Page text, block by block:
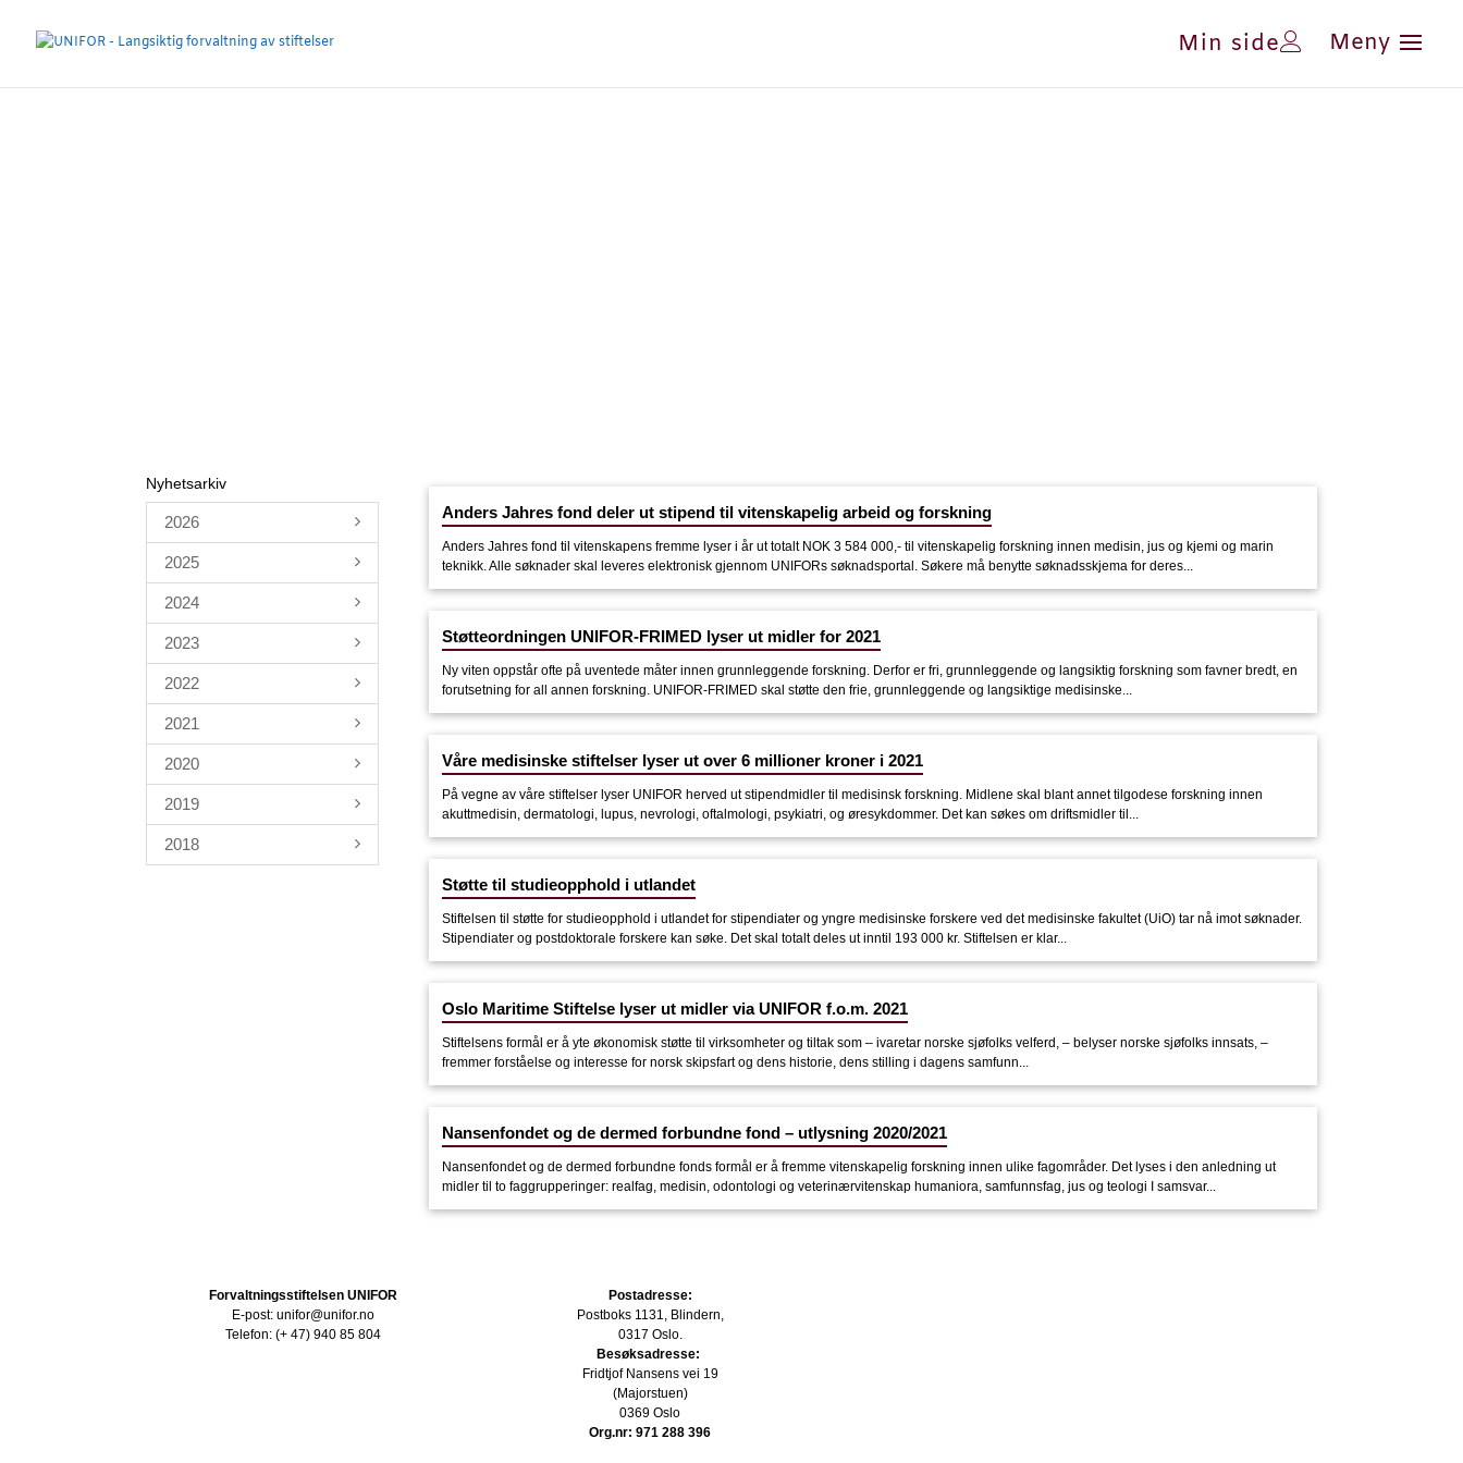
Min side
Nyhetsarkiv
2026
2025
2024
2023
2022
2021
2020
2019
2018
Anders Jahres fond deler ut stipend til vitenskapelig arbeid og forskning
Anders Jahres fond til vitenskapens fremme lyser i år ut totalt NOK 3 584 000,- til vitenskapelig forskning innen medisin, jus og kjemi og marin
teknikk. Alle søknader skal leveres elektronisk gjennom UNIFORs søknadsportal. Søkere må benytte søknadsskjema for deres...
Støtteordningen UNIFOR-FRIMED lyser ut midler for 2021
Ny viten oppstår ofte på uventede måter innen grunnleggende forskning. Derfor er fri, grunnleggende og langsiktig forskning som favner bredt, en
forutsetning for all annen forskning. UNIFOR-FRIMED skal støtte den frie, grunnleggende og langsiktige medisinske...
Våre medisinske stiftelser lyser ut over 6 millioner kroner i 2021
På vegne av våre stiftelser lyser UNIFOR herved ut stipendmidler til medisinsk forskning. Midlene skal blant annet tilgodese forskning innen
akuttmedisin, dermatologi, lupus, nevrologi, oftalmologi, psykiatri, og øresykdommer. Det kan søkes om driftsmidler til...
Støtte til studieopphold i utlandet
Stiftelsen til støtte for studieopphold i utlandet for stipendiater og yngre medisinske forskere ved det medisinske fakultet (UiO) tar nå imot søknader.
Stipendiater og postdoktorale forskere kan søke. Det skal totalt deles ut inntil 193 000 kr. Stiftelsen er klar...
Oslo Maritime Stiftelse lyser ut midler via UNIFOR f.o.m. 2021
Stiftelsens formål er å yte økonomisk støtte til virksomheter og tiltak som – ivaretar norske sjøfolks velferd, – belyser norske sjøfolks innsats, –
fremmer forståelse og interesse for norsk skipsfart og dens historie, dens stilling i dagens samfunn...
Nansenfondet og de dermed forbundne fond – utlysning 2020/2021
Nansenfondet og de dermed forbundne fonds formål er å fremme vitenskapelig forskning innen ulike fagområder. Det lyses i den anledning ut
midler til to faggrupperinger: realfag, medisin, odontologi og veterinærvitenskap humaniora, samfunnsfag, jus og teologi I samsvar...
Forvaltningsstiftelsen UNIFOR
E-post: unifor@unifor.no
Telefon: (+ 47) 940 85 804
Postadresse:
Postboks 1131, Blindern,
0317 Oslo.
Besøksadresse:
Fridtjof Nansens vei 19
(Majorstuen)
0369 Oslo
Org.nr: 971 288 396